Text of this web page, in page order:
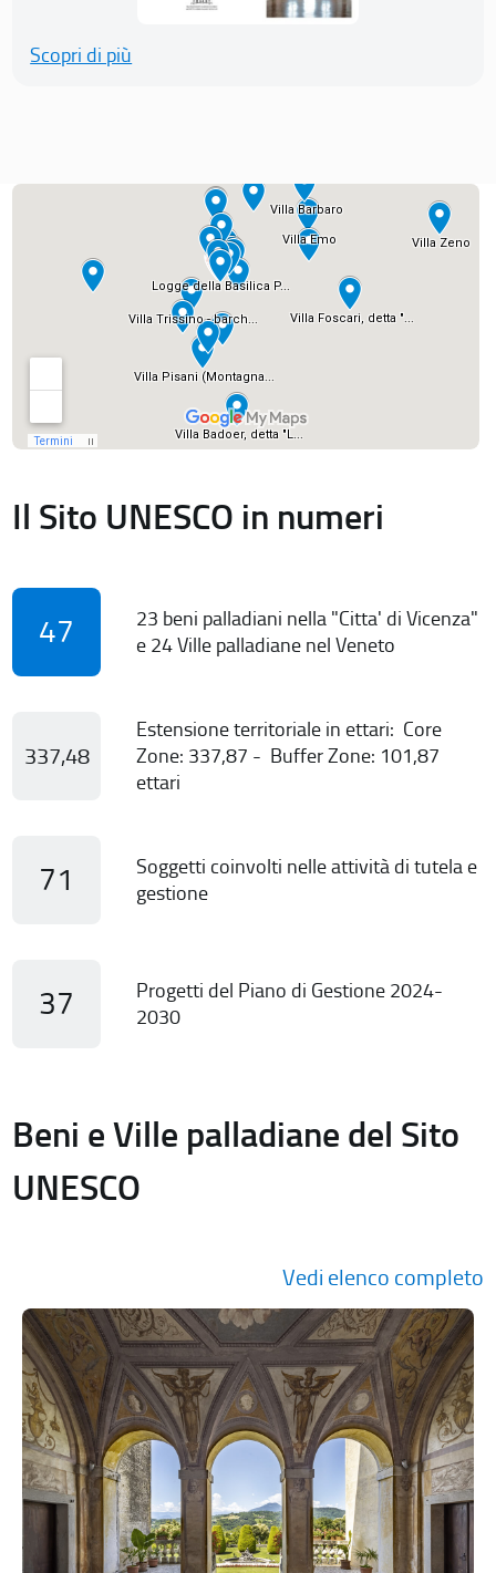
Scopri di più
Il Sito UNESCO in numeri
47
23 beni palladiani nella "Citta' di Vicenza"
e 24 Ville palladiane nel Veneto
337,48
Estensione territoriale in ettari: Core
Zone: 337,87 - Buffer Zone: 101,87
ettari
71
Soggetti coinvolti nelle attività di tutela e
gestione
37
Progetti del Piano di Gestione 2024-
2030
Beni e Ville palladiane del Sito
UNESCO
Vedi elenco completo